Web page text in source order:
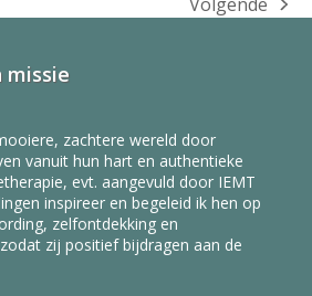
next
missie
zachtere wereld door
vanuit hun hart en authentieke
evt. aangevuld door IEMT
inspireer en begeleid ik hen op
zelfontdekking en
zij positief bijdragen aan de